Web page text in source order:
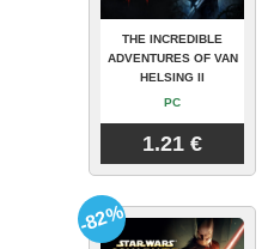
THE INCREDIBLE
ADVENTURES OF VAN
HELSING II
PC
1.21 €
-82%